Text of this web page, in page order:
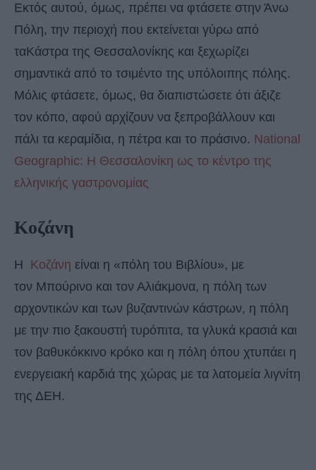
Εκτός αυτού, όμως, πρέπει να φτάσετε στην Άνω
Πόλη, την περιοχή που εκτείνεται γύρω από
ταΚάστρα της Θεσσαλονίκης και ξεχωρίζει
σημαντικά από το τσιμέντο της υπόλοιπης πόλης.
Μόλις φτάσετε, όμως, θα διαπιστώσετε ότι άξιζε
τον κόπο, αφού αρχίζουν να ξεπροβάλλουν και
πάλι τα κεραμίδια, η πέτρα και το πράσινο. National
Geographic: Η Θεσσαλονίκη ως το κέντρο της
ελληνικής γαστρονομίας
Κοζάνη
Η Κοζάνη είναι η «πόλη του Βιβλίου», με
τον Μπούρινο και τον Αλιάκμονα, η πόλη των
αρχοντικών και των βυζαντινών κάστρων, η πόλη
με την πιο ξακουστή τυρόπιτα, τα γλυκά κρασιά και
τον βαθυκόκκινο κρόκο και η πόλη όπου χτυπάει η
ενεργειακή καρδιά της χώρας με τα λατομεία λιγνίτη
της ΔΕΗ.